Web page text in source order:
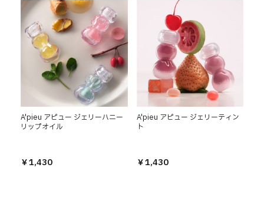
A'pieu アピュー ジェリーハニー
リップオイル
￥1,430
A'pieu アピュー ジェリーティン
ト
￥1,430